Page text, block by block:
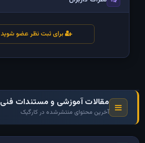
برای ثبت نظر عضو شوید
مقالات آموزشی و مستندات فنی
آخرین محتوای منتشرشده در کارگیک